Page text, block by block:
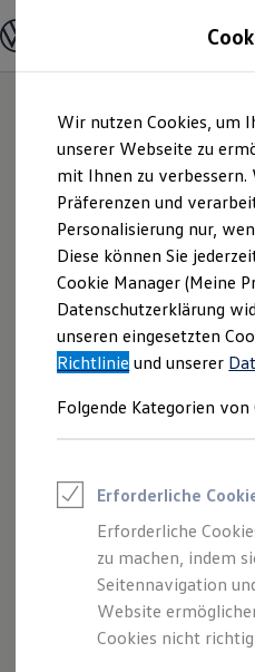
Hauptinhalt
springen
Footer
springen
Modelle und Konfigurator
Modelle vergleichen
Elektroautos
ENERGY
Nutzfahrzeuge
SUV und CUV
Familienautos
Kombis
Kompaktwagen
Sportwagen
Schnell verfügbare
Angebote und Produkte
Aktuelle Angebote
E-Auto-Förderung
Volkswagen
Junge
Saisonangebote
Leasing
Leasing-
Junge
Elektroauto
Kleinwagen-
Leasing ohne
Viel Platz,
Der Golf
Wir nutzen Cookies, um
unserer Webseite zu
mit Ihnen zu
Präferenzen und
Personalisierung nur,
Diese können Sie
Cookie Manager (Meine
Datenschutzerklärung
unseren eingesetzten
Richtlinie und unserer
Folgende Kategorien
Erforderliche
Erforderliche
zu machen, indem
Seitennavigation
Website
Cookies nicht